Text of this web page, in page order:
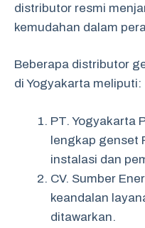
distributor resmi
kemudahan dalam
Beberapa distributor
di Yogyakarta meliputi:
PT. Yogyakarta
lengkap genset
instalasi dan
CV. Sumber
keandalan
ditawarkan.